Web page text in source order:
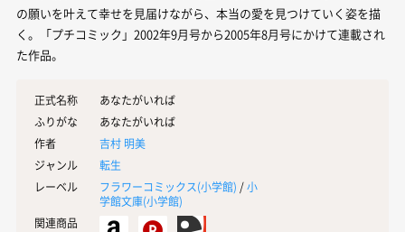
の願いを叶えて幸せを見届けながら、本当の愛を見つけていく姿を描
く。「プチコミック」2002年9月号から2005年8月号にかけて連載され
た作品。
正式名称
あなたがいれば
ふりがな
あなたがいれば
作者
吉村 明美
ジャンル
転生
レーベル
フラワーコミックス(小学館) /小
学館文庫(小学館)
関連商品